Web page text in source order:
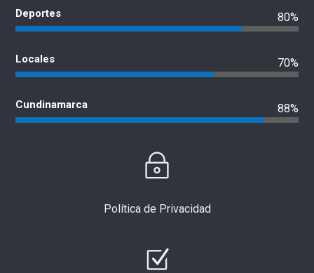
Deportes 80%
Locales 70%
Cundinamarca 88%
Política de Privacidad